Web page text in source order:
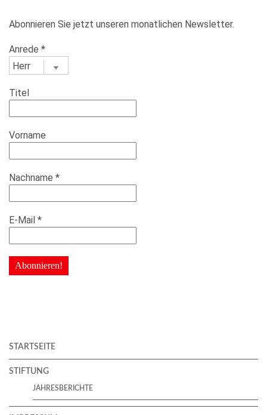
Abonnieren Sie jetzt unseren monatlichen Newsletter.
Anrede *
Titel
Vorname
Nachname *
E-Mail *
STARTSEITE
STIFTUNG
JAHRESBERICHTE